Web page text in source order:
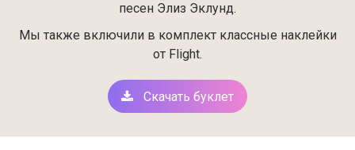
песен Элиз Эклунд.
Мы также включили в комплект классные наклейки
от Flight.
Скачать буклет